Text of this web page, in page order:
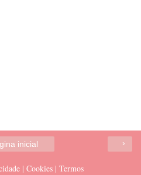
›
inicial
| Cookies | Termos